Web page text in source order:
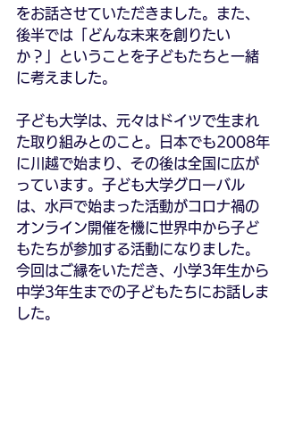
をお話させていただきました。また、
後半では「どんな未来を創りたい
か？」ということを子どもたちと一緒
に考えました。
子ども大学は、元々はドイツで生まれ
た取り組みとのこと。日本でも2008年
に川越で始まり、その後は全国に広が
っています。子ども大学グローバル
は、水戸で始まった活動がコロナ禍の
オンライン開催を機に世界中から子ど
もたちが参加する活動になりました。
今回はご縁をいただき、小学3年生から
中学3年生までの子どもたちにお話しま
した。